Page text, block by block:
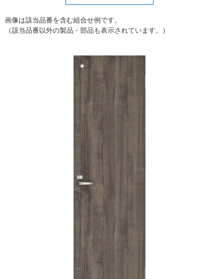
画像は該当品番を含む組合せ例です。
（該当品番以外の製品・部品も表示されています。）